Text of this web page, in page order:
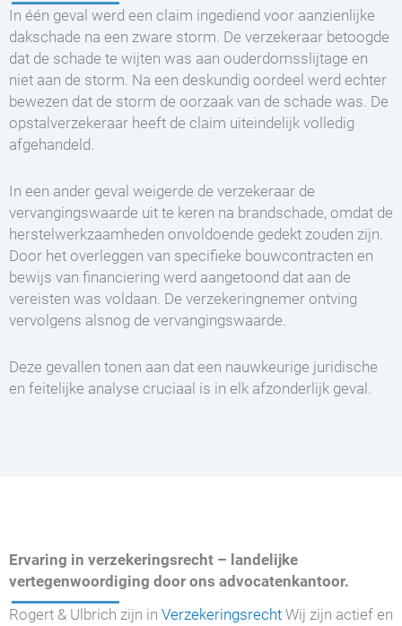
In één geval werd een claim ingediend voor aanzienlijke
dakschade na een zware storm. De verzekeraar betoogde
dat de schade te wijten was aan ouderdomsslijtage en
niet aan de storm. Na een deskundig oordeel werd echter
bewezen dat de storm de oorzaak van de schade was. De
opstalverzekeraar heeft de claim uiteindelijk volledig
afgehandeld.
In een ander geval weigerde de verzekeraar de
vervangingswaarde uit te keren na brandschade, omdat de
herstelwerkzaamheden onvoldoende gedekt zouden zijn.
Door het overleggen van specifieke bouwcontracten en
bewijs van financiering werd aangetoond dat aan de
vereisten was voldaan. De verzekeringnemer ontving
vervolgens alsnog de vervangingswaarde.
Deze gevallen tonen aan dat een nauwkeurige juridische
en feitelijke analyse cruciaal is in elk afzonderlijk geval.
Ervaring in verzekeringsrecht – landelijke
vertegenwoordiging door ons advocatenkantoor.
Rogert & Ulbrich zijn in Verzekeringsrecht Wij zijn actief en